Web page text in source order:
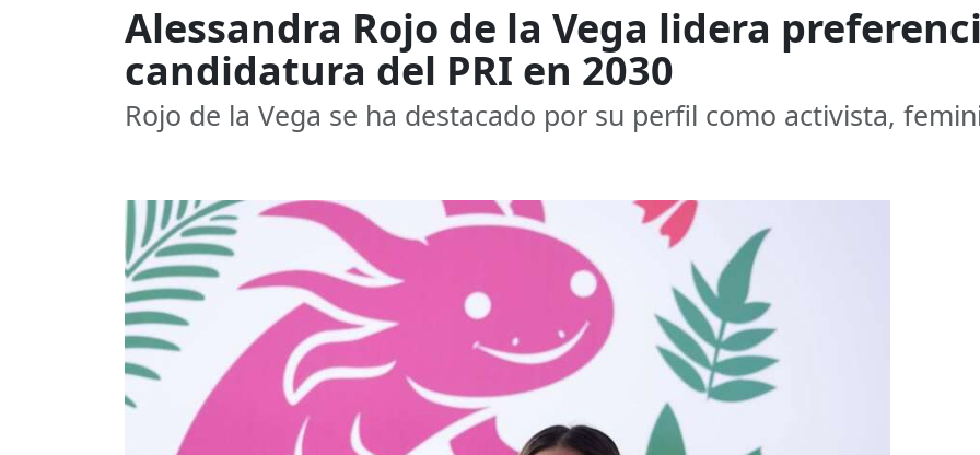
Alessandra Rojo de la Vega lidera
candidatura del PRI en 2030
Rojo de la Vega se ha destacado por su perfil como activista,